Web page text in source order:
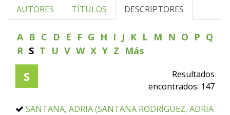
AUTORES TÍTULOS DESCRIPTORES
A B C D E F G H I J K L M N O P Q
R S T U V W X Y Z Más
S
Resultados
encontrados: 147
SANTANA, ADRIA (SANTANA RODRÍGUEZ, ADRIA